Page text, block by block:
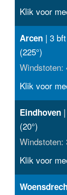
Klik voor
Arcen | 3
(225°)
Windstoten:
Klik voor
Eindhoven
(20°)
Windstoten:
Klik voor